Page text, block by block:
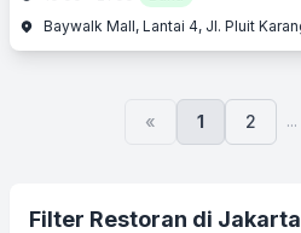
« 1 2 ...
Filter Restoran di Jakarta